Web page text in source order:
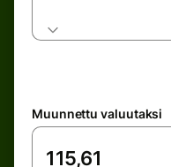
Muunnettu valuutaksi